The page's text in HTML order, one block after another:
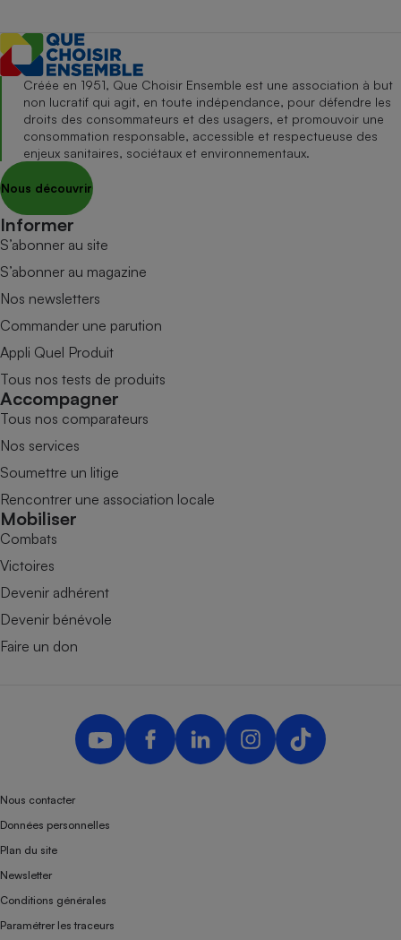
Créée en 1951, Que Choisir Ensemble est une association à but
non lucratif qui agit, en toute indépendance, pour défendre les
droits des consommateurs et des usagers, et promouvoir une
consommation responsable, accessible et respectueuse des
enjeux sanitaires, sociétaux et environnementaux.
Nous découvrir
Informer
S’abonner au site
S’abonner au magazine
Nos newsletters
Commander une parution
Appli Quel Produit
Tous nos tests de produits
Accompagner
Tous nos comparateurs
Nos services
Soumettre un litige
Rencontrer une association locale
Mobiliser
Combats
Victoires
Devenir adhérent
Devenir bénévole
Faire un don
Nous contacter
Données personnelles
Plan du site
Newsletter
Conditions générales
Paramétrer les traceurs